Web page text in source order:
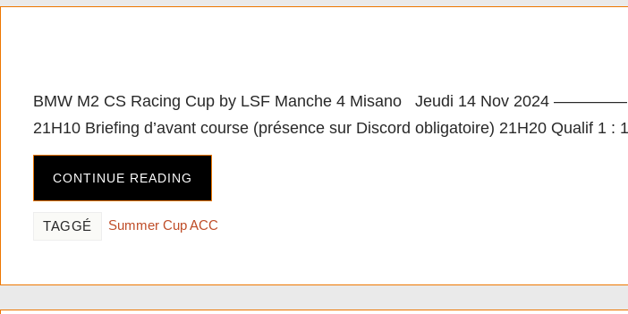
BMW M2 CS Racing Cup by LSF Manche 4 Misano Jeudi 14 Nov 2024
21H10 Briefing d’avant course (présence sur Discord obligatoire) 21H20 Qualif 1
CONTINUE READING
TAGGÉ Summer Cup ACC